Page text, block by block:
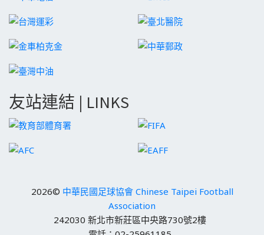
友站連結 | LINKS
2026© 中華民國足球協會 Chinese Taipei Football
Association
242030 新北市新莊區中央路730號2樓